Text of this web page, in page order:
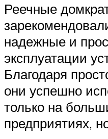
Реечные
надежные и
эксплуатации
Благодаря
они успешно
только на
предприятиях,